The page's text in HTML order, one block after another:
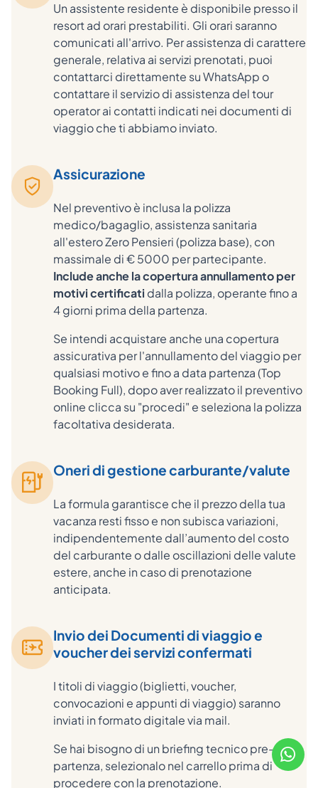
Un assistente residente è disponibile presso il
resort ad orari prestabiliti. Gli orari saranno
comunicati all'arrivo. Per assistenza di carattere
generale, relativa ai servizi prenotati, puoi
contattarci direttamente su WhatsApp o
contattare il servizio di assistenza del tour
operator ai contatti indicati nei documenti di
viaggio che ti abbiamo inviato.
Assicurazione
Nel preventivo è inclusa la polizza
medico/bagaglio, assistenza sanitaria
all'estero Zero Pensieri (polizza base), con
massimale di € 5000 per partecipante.
Include anche la copertura annullamento per
motivi certificati dalla polizza, operante fino a
4 giorni prima della partenza.
Se intendi acquistare anche una copertura
assicurativa per l'annullamento del viaggio per
qualsiasi motivo e fino a data partenza (Top
Booking Full), dopo aver realizzato il preventivo
online clicca su "procedi" e seleziona la polizza
facoltativa desiderata.
Oneri di gestione carburante/valute
La formula garantisce che il prezzo della tua
vacanza resti fisso e non subisca variazioni,
indipendentemente dall’aumento del costo
del carburante o dalle oscillazioni delle valute
estere, anche in caso di prenotazione
anticipata.
Invio dei Documenti di viaggio e
voucher dei servizi confermati
I titoli di viaggio (biglietti, voucher,
convocazioni e appunti di viaggio) saranno
inviati in formato digitale via mail.
Se hai bisogno di un briefing tecnico pre-
partenza, selezionalo nel carrello prima di
procedere con la prenotazione.